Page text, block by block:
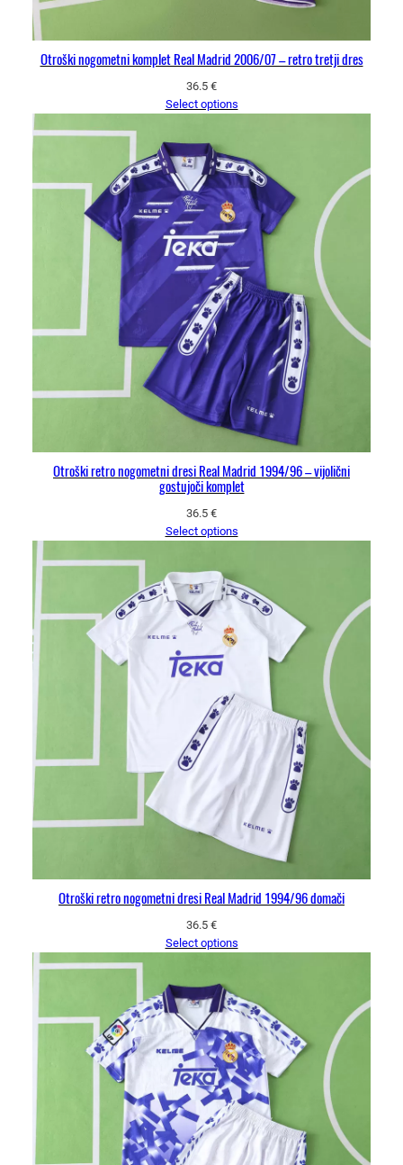
Otroški nogometni komplet Real Madrid 2006/07 – retro tretji dres
36.5 €
Select options
Otroški retro nogometni dresi Real Madrid 1994/96 – vijolični
gostujoči komplet
36.5 €
Select options
Otroški retro nogometni dresi Real Madrid 1994/96 domači
36.5 €
Select options